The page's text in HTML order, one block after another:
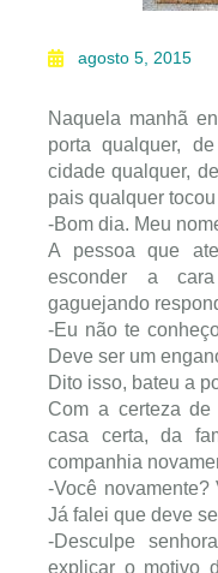
agosto 5, 2015
Naquela manhã
porta qualquer,
cidade qualquer,
pais qualquer
-Bom dia. Meu
A pessoa que
esconder a
gaguejando
-Eu não te
Deve ser um
Dito isso, bateu a
Com a certeza
casa certa, da
companhia
-Você
Já falei que deve
-Desculpe
explicar o motivo